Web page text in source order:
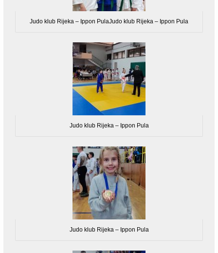
Judo klub Rijeka – Ippon PulaJudo klub Rijeka – Ippon Pula
Judo klub Rijeka – Ippon Pula
Judo klub Rijeka – Ippon Pula